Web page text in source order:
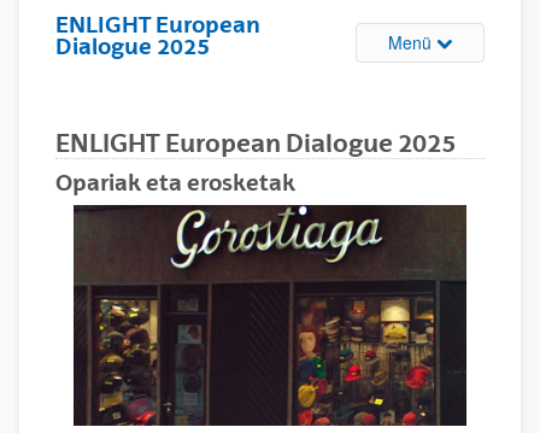
ENLIGHT European
Dialogue 2025
Menü Navigation
ENLIGHT European Dialogue 2025
Opariak eta erosketak